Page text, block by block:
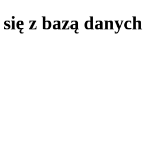
się z bazą danych